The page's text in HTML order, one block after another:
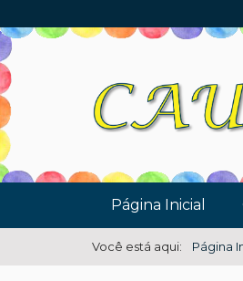
Página Inicial
Você está aqui: Página